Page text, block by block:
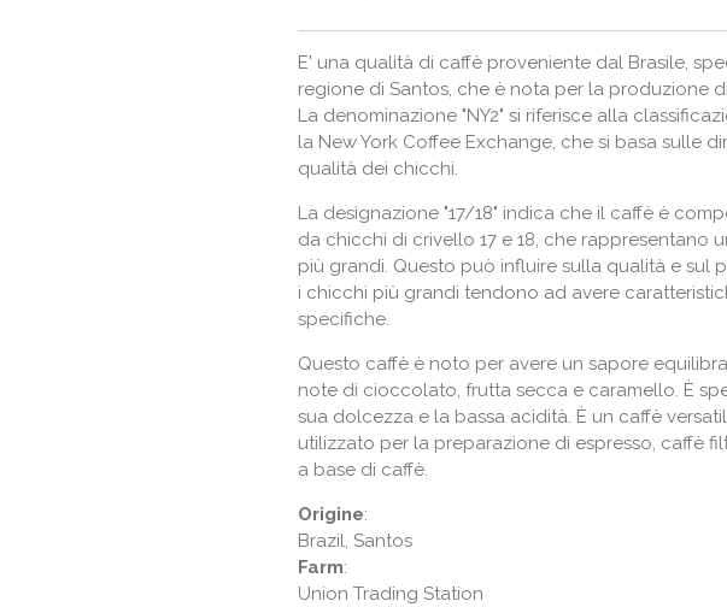
E' una qualità di caffè proveniente dal Brasile,
regione di Santos, che è nota per la produzione
La denominazione "NY2" si riferisce alla
la New York Coffee Exchange, che si basa sulle
qualità dei chicchi.
La designazione "17/18" indica che il caffè è
da chicchi di crivello 17 e 18, che rappresentano
più grandi. Questo può influire sulla qualità e sul
i chicchi più grandi tendono ad avere
specifiche.
Questo caffè è noto per avere un sapore
note di cioccolato, frutta secca e caramello. È
sua dolcezza e la bassa acidità. È un caffè
utilizzato per la preparazione di espresso, caffè
a base di caffè.
Origine:
Brazil, Santos
Farm:
Union Trading Station